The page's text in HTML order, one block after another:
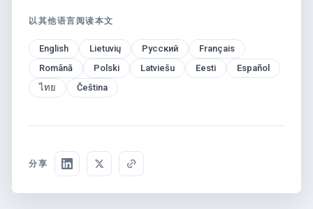
以其他语言阅读本文
English Lietuvių Русский
Français
Română
Polski Latviešu Eesti
Español
ไทย
Čeština
分享